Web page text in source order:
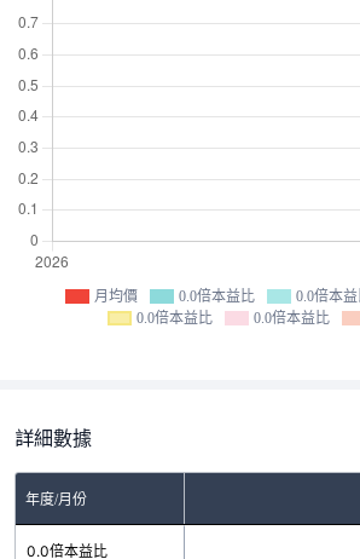
月均價 0.0倍本益比 0.0倍本益
0.0倍本益比
0.0倍本益比
詳細數據
年度/月份
0.0倍本益比